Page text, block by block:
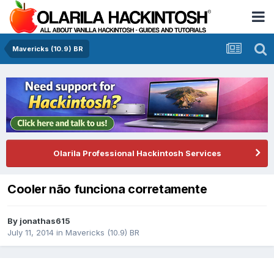
Mavericks (10.9) BR
Olarila Professional Hackintosh Services
Cooler não funciona corretamente
By jonathas615
July 11, 2014 in Mavericks (10.9) BR